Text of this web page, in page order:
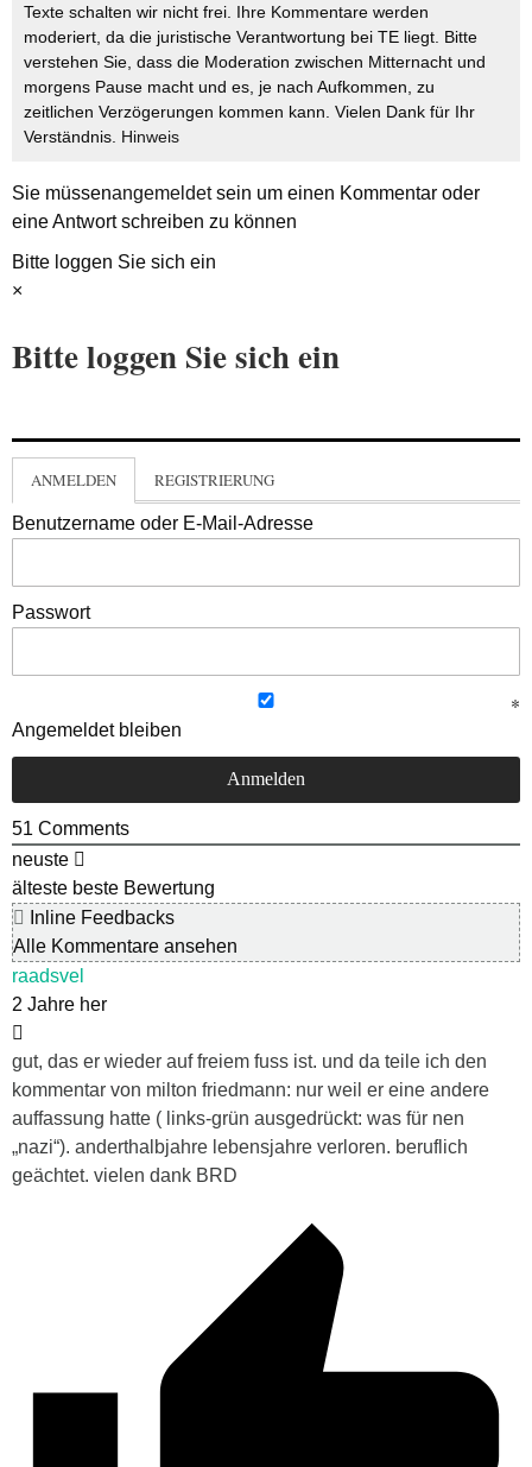
Texte schalten wir nicht frei. Ihre Kommentare werden
moderiert, da die juristische Verantwortung bei TE liegt. Bitte
verstehen Sie, dass die Moderation zwischen Mitternacht und
morgens Pause macht und es, je nach Aufkommen, zu
zeitlichen Verzögerungen kommen kann. Vielen Dank für Ihr
Verständnis. Hinweis
Sie müssenangemeldetsein um einen Kommentar oder
eine Antwort schreiben zu können
Bitte loggen Sie sich ein
×
Bitte loggen Sie sich ein
ANMELDEN REGISTRIERUNG
Benutzername oder E-Mail-Adresse
Passwort
Angemeldet bleiben
51 Comments
neuste
älteste beste Bewertung
Inline Feedbacks
Alle Kommentare ansehen
raadsvel
2 Jahre her
gut, das er wieder auf freiem fuss ist. und da teile ich den
kommentar von milton friedmann: nur weil er eine andere
auffassung hatte ( links-grün ausgedrückt: was für nen
„nazi“). anderthalbjahre lebensjahre verloren. beruflich
geächtet. vielen dank BRD